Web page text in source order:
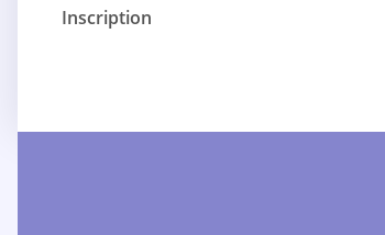
Inscription